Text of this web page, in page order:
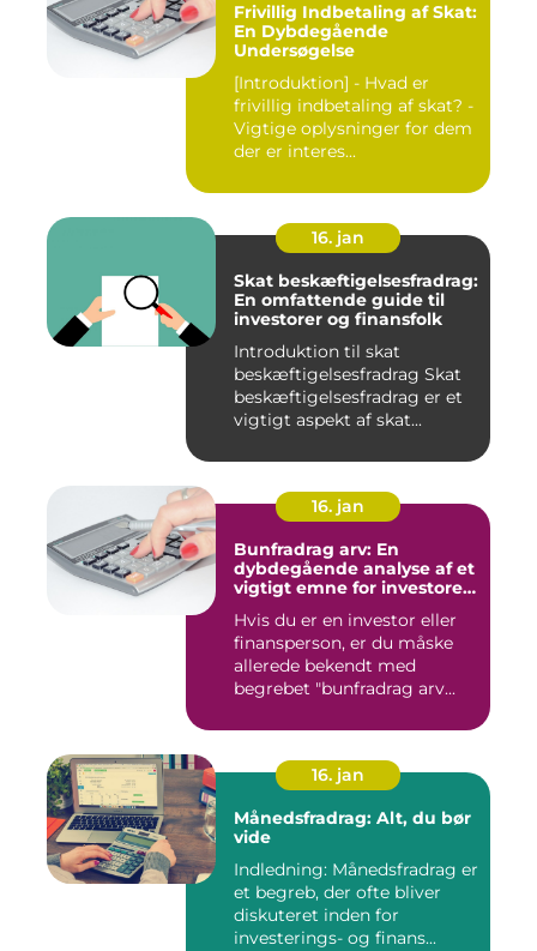
Frivillig Indbetaling af Skat:
En Dybdegående
Undersøgelse
[Introduktion] - Hvad er
frivillig indbetaling af skat? -
Vigtige oplysninger for dem
der er interes...
16. jan
Skat beskæftigelsesfradrag:
En omfattende guide til
investorer og finansfolk
Introduktion til skat
beskæftigelsesfradrag Skat
beskæftigelsesfradrag er et
vigtigt aspekt af skat...
16. jan
Bunfradrag arv: En
dybdegående analyse af et
vigtigt emne for investorer
Hvis du er en investor eller
finansperson, er du måske
allerede bekendt med
begrebet "bunfradrag arv...
16. jan
Månedsfradrag: Alt, du bør
vide
Indledning: Månedsfradrag er
et begreb, der ofte bliver
diskuteret inden for
investerings- og finans...